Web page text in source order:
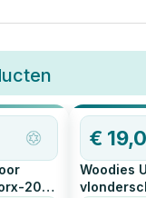
20
€
Woodies